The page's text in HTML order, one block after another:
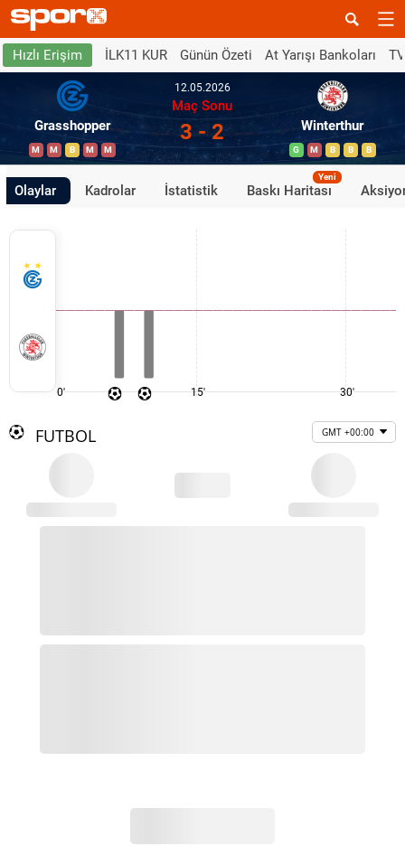
Hızlı Erişim İLK11 KUR Günün Özeti At Yarışı Bankoları
Grasshopper
M M B M M
12.05.2026
Maç Sonu
3 - 2 Winterthur
G M B B B
Olaylar Kadrolar İstatistik Baskı Haritası
Yeni
0' 15' 30'
FUTBOL GMT +00:00